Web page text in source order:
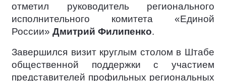
отметил руководитель регионального
исполнительного комитета «Единой
России» Дмитрий Филипенко.
Завершился визит круглым столом в Штабе
общественной поддержки с участием
представителей профильных региональных